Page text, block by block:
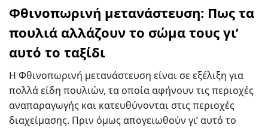
Φθινοπωρινή μετανάστευση: Πως τα
πουλιά αλλάζουν το σώμα τους γι’
αυτό το ταξίδι
Η Φθινοπωρινή μετανάστευση είναι σε εξέλιξη για
πολλά είδη πουλιών, τα οποία αφήνουν τις περιοχές
αναπαραγωγής και κατευθύνονται στις περιοχές
διαχείμασης. Πριν όμως απογειωθούν γι’ αυτό το